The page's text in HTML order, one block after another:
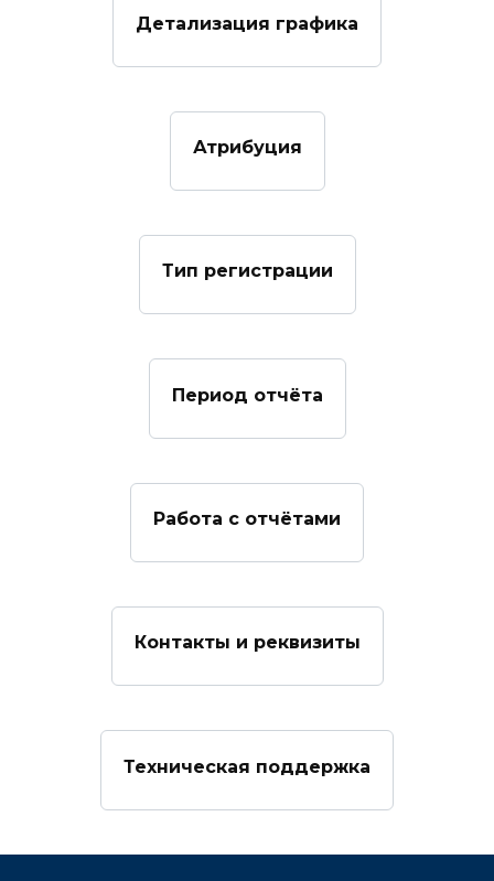
Детализация графика
Атрибуция
Тип регистрации
Период отчёта
Работа с отчётами
Контакты и реквизиты
Техническая поддержка